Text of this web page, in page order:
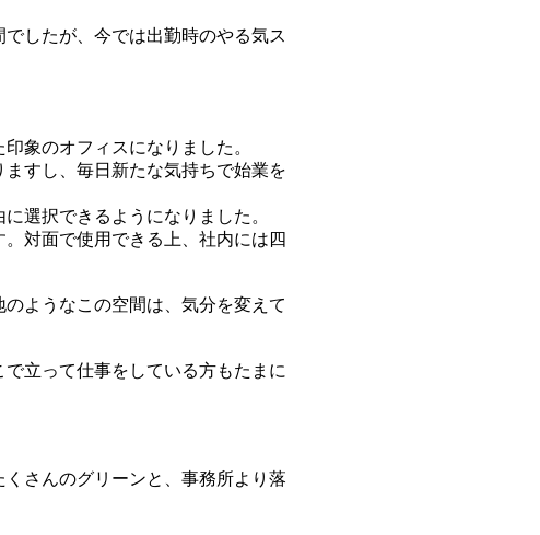
したが、今では出勤時のやる気ス
象のオフィスになりました。
すし、毎日新たな気持ちで始業を
選択できるようになりました。
対面で使用できる上、社内には四
ようなこの空間は、気分を変えて
立って仕事をしている方もたまに
さんのグリーンと、事務所より落